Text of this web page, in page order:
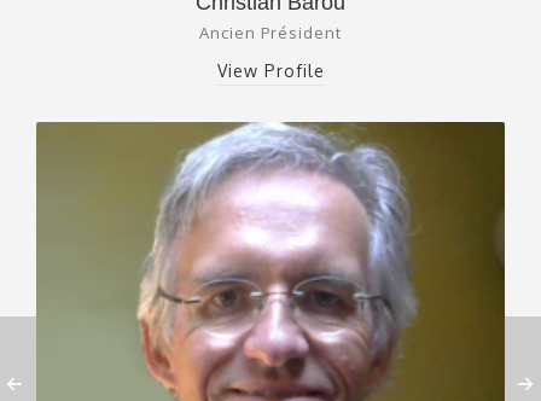
Ancien Président
View Profile